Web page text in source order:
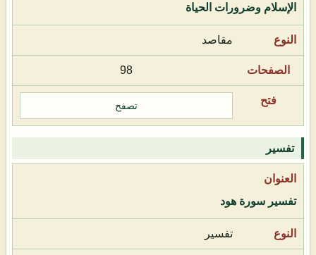
الإسلام وضرورات الحياة
مقاصد
98
تصفح
تفسير
تفسير سورة هود
تفسير